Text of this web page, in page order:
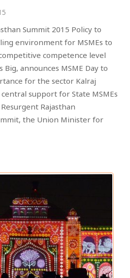
Summit 2015 Policy to
environment for MSMEs to
competence level
Big, announces MSME Day to
for the sector Kalraj
support for State MSMEs
Rajasthan
the Union Minister for